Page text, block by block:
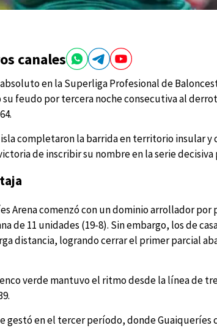
canales
en la Superliga Profesional de
feudo por tercera noche consecutiva al
completaron la barrida en territorio insular y
de inscribir su nombre en la serie
Arena comenzó con un dominio arrollador
de 11 unidades (19-8). Sin embargo, los de
distancia, logrando cerrar el primer parcial
verde mantuvo el ritmo desde la línea de
gestó en el tercer período, donde